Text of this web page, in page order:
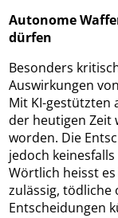
Autonome
dürfen
Besonders
Auswirkungen
Mit KI-gestützten
der heutigen Zeit
worden. Die
jedoch
Wörtlich heisst
zulässig,
Entscheidungen